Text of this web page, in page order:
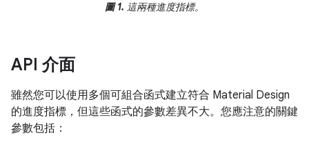
圖 1. 這兩種進度指標。
API 介面
雖然您可以使用多個可組合函式建立符合 Material Design
的進度指標，但這些函式的參數差異不大。您應注意的關鍵
參數包括：